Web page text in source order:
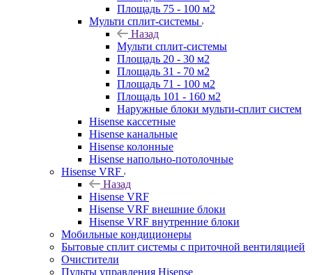
Площадь 75 - 100 м2
Мульти сплит-системы
Назад
Мульти сплит-системы
Площадь 20 - 30 м2
Площадь 31 - 70 м2
Площадь 71 - 100 м2
Площадь 101 - 160 м2
Наружные блоки мульти-сплит систем
Hisense кассетные
Hisense канальные
Hisense колонные
Hisense напольно-потолочные
Hisense VRF
Назад
Hisense VRF
Hisense VRF внешние блоки
Hisense VRF внутренние блоки
Мобильные кондиционеры
Бытовые сплит системы с приточной вентиляцией
Очистители
Пульты управления Hisense